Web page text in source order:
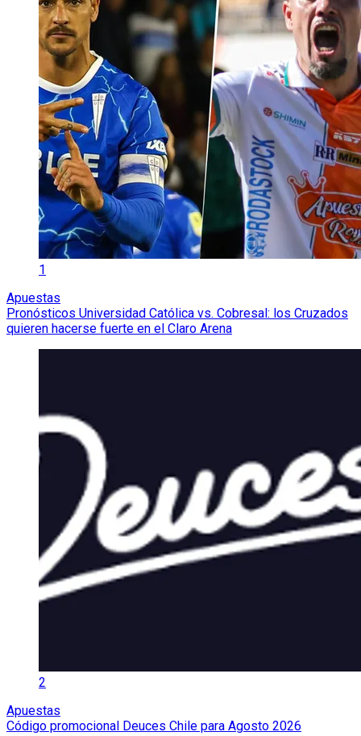
1
Apuestas
Pronósticos Universidad Católica vs. Cobresal: los Cruzados
quieren hacerse fuerte en el Claro Arena
2
Apuestas
Código promocional Deuces Chile para Agosto 2026